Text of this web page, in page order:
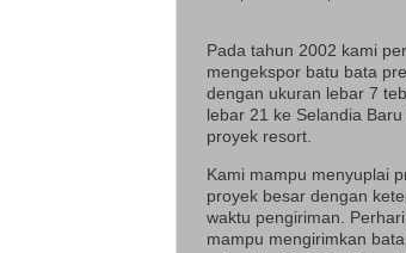
Pada tahun 2002 kami
mengekspor batu bata
dengan ukuran lebar 7
lebar 21 ke Selandia
proyek resort.
Kami mampu menyuplai
proyek besar dengan
waktu pengiriman.
mampu mengirimkan